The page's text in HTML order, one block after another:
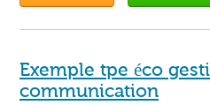
Exemple tpe éco
communication